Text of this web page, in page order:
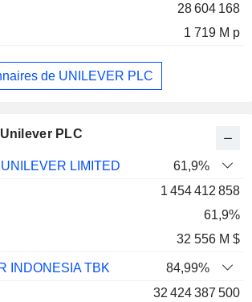
28 604 168
1 719 M p
de UNILEVER PLC
PLC
ValorisationLIMITED
61,9%
1 454 412 858
61,9%
32 556 M $
INDONESIA TBK
84,99%
32 424 387 500